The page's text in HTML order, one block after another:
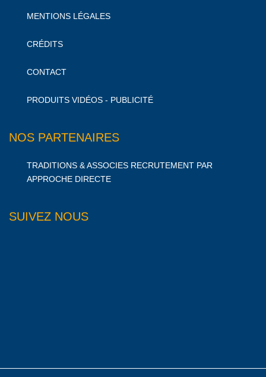
MENTIONS LÉGALES
CRÉDITS
CONTACT
PRODUITS VIDÉOS - PUBLICITÉ
NOS PARTENAIRES
TRADITIONS & ASSOCIES RECRUTEMENT PAR
APPROCHE DIRECTE
SUIVEZ NOUS